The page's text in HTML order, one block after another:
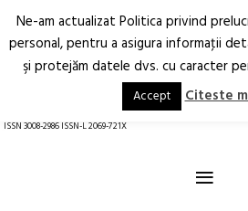
Arhitectură.
Oraș.
ISSN 3008-2986 ISSN-L 2069-721X
≡
Ne-am actualizat Politica privind
personal, pentru a asigura informaţii
şi protejăm datele dvs. cu caracter
Accept Citeste